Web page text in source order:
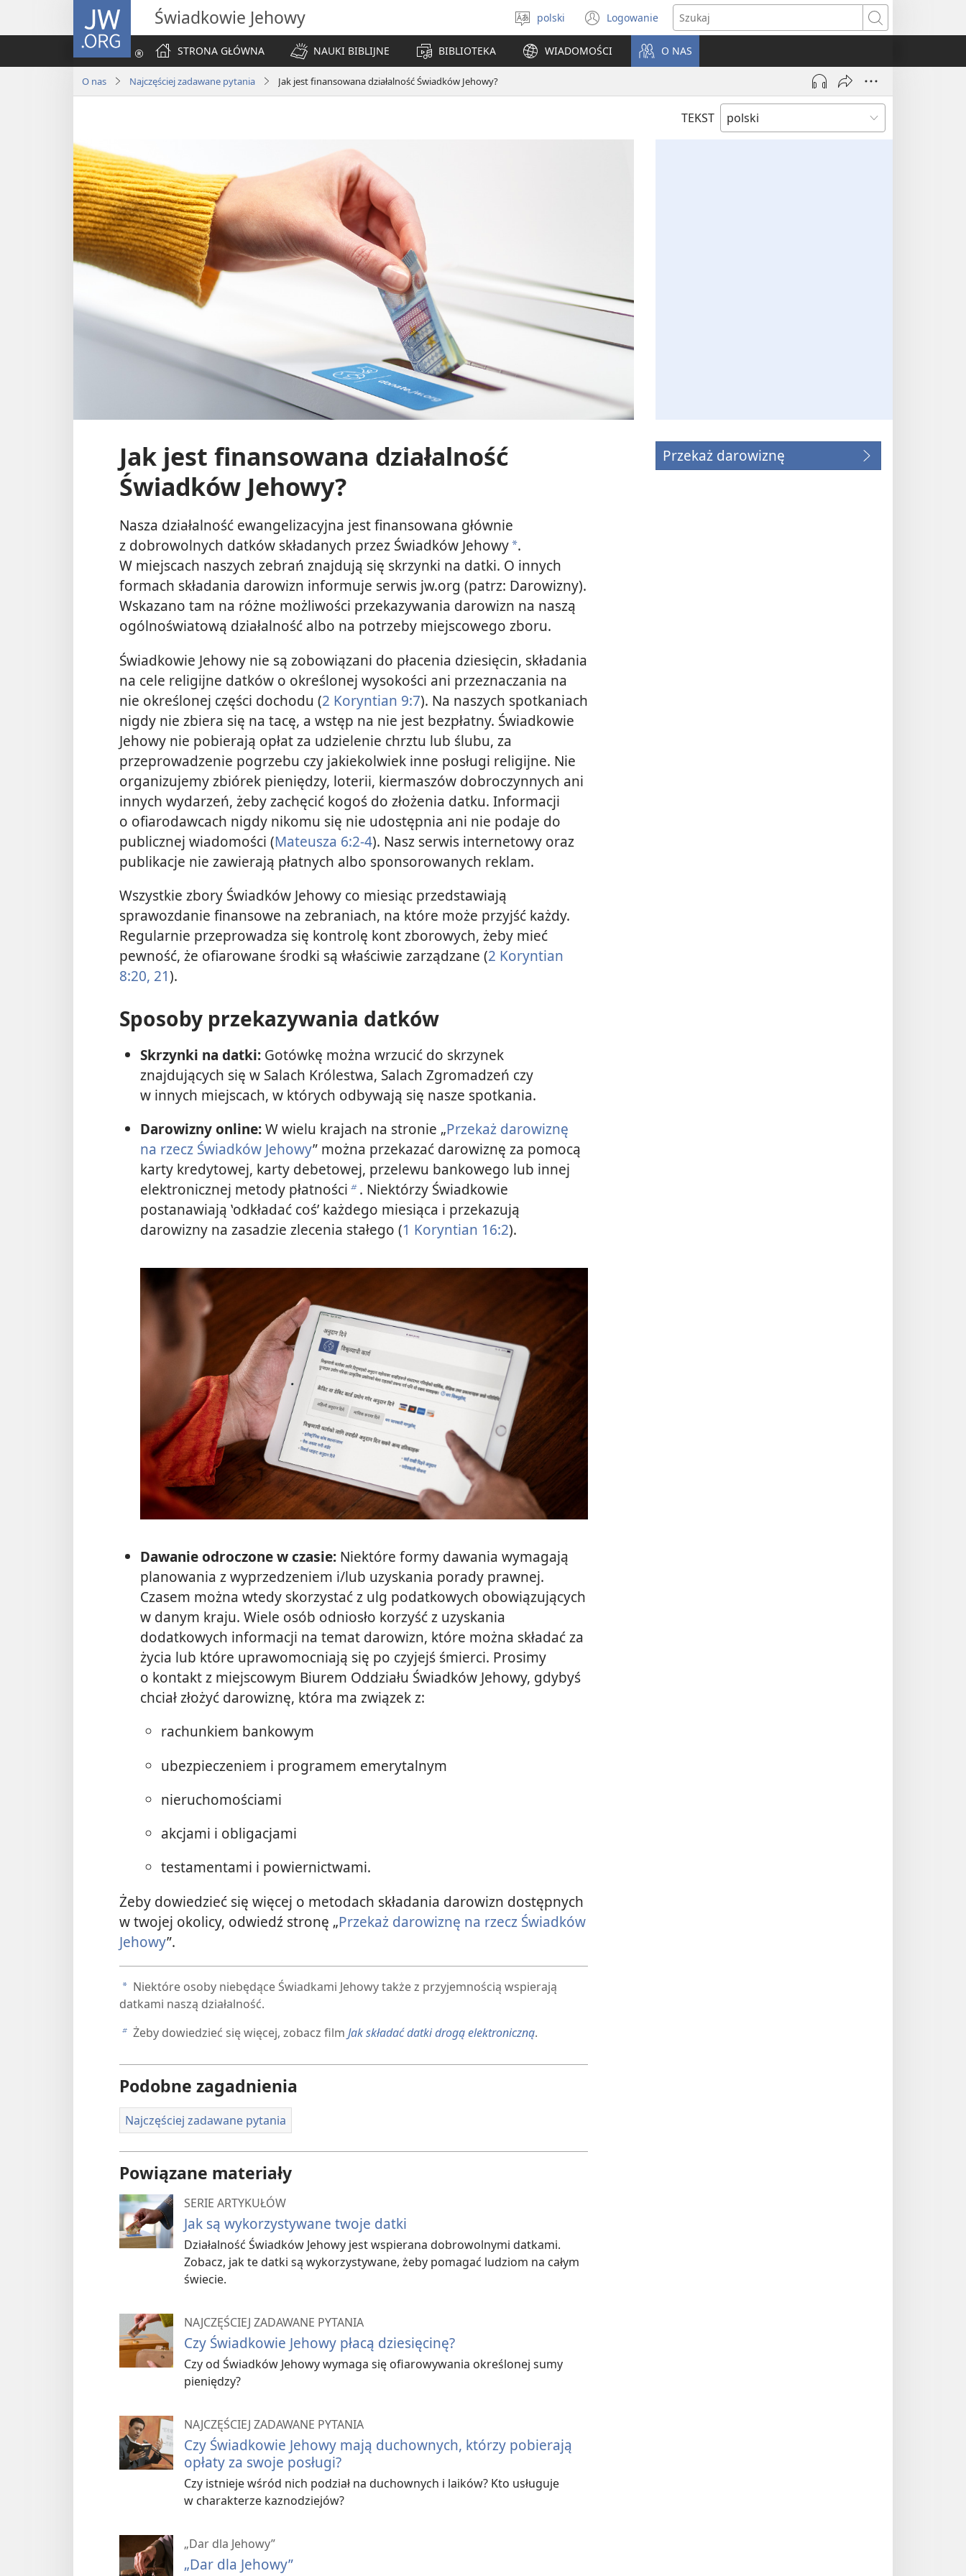
JW.ORG Świadkowie Jehowy
Wybór
języka
polski Logowanie
(opens
new
window)
Szukaj
STRONA GŁÓWNA
NAUKI BIBLIJNE BIBLIOTEKA WIADOMOŚCI O NAS
O nas Najczęściej zadawane pytania Jak jest finansowana działalność Świadków Jehowy?
TEKST
Jak jest finansowana działalność
Świadków Jehowy?
Nasza działalność ewangelizacyjna jest finansowana głównie
z dobrowolnych datków składanych przez Świadków Jehowya.
W miejscach naszych zebrań znajdują się skrzynki na datki. O innych
formach składania darowizn informuje serwis jw.org (patrz: Darowizny).
Wskazano tam na różne możliwości przekazywania darowizn na naszą
ogólnoświatową działalność albo na potrzeby miejscowego zboru.
Świadkowie Jehowy nie są zobowiązani do płacenia dziesięcin, składania
na cele religijne datków o określonej wysokości ani przeznaczania na
nie określonej części dochodu (2 Koryntian 9:7). Na naszych spotkaniach
nigdy nie zbiera się na tacę, a wstęp na nie jest bezpłatny. Świadkowie
Jehowy nie pobierają opłat za udzielenie chrztu lub ślubu, za
przeprowadzenie pogrzebu czy jakiekolwiek inne posługi religijne. Nie
organizujemy zbiórek pieniędzy, loterii, kiermaszów dobroczynnych ani
innych wydarzeń, żeby zachęcić kogoś do złożenia datku. Informacji
o ofiarodawcach nigdy nikomu się nie udostępnia ani nie podaje do
publicznej wiadomości (Mateusza 6:2-4). Nasz serwis internetowy oraz
publikacje nie zawierają płatnych albo sponsorowanych reklam.
Wszystkie zbory Świadków Jehowy co miesiąc przedstawiają
sprawozdanie finansowe na zebraniach, na które może przyjść każdy.
Regularnie przeprowadza się kontrolę kont zborowych, żeby mieć
pewność, że ofiarowane środki są właściwie zarządzane (2 Koryntian
8:20, 21).
Sposoby przekazywania datków
Skrzynki na datki:Gotówkę można wrzucić do skrzynek
znajdujących się w Salach Królestwa, Salach Zgromadzeń czy
w innych miejscach, w których odbywają się nasze spotkania.
Darowizny online:W wielu krajach na stronie „Przekaż darowiznę
na rzecz Świadków Jehowy” można przekazać darowiznę za pomocą
karty kredytowej, karty debetowej, przelewu bankowego lub innej
elektronicznej metody płatności b . Niektórzy Świadkowie
postanawiają ‛odkładać coś’ każdego miesiąca i przekazują
darowizny na zasadzie zlecenia stałego (1 Koryntian 16:2).
Dawanie odroczone w czasie:Niektóre formy dawania wymagają
planowania z wyprzedzeniem i/lub uzyskania porady prawnej.
Czasem można wtedy skorzystać z ulg podatkowych obowiązujących
w danym kraju. Wiele osób odniosło korzyść z uzyskania
dodatkowych informacji na temat darowizn, które można składać za
życia lub które uprawomocniają się po czyjejś śmierci. Prosimy
o kontakt z miejscowym Biurem Oddziału Świadków Jehowy, gdybyś
chciał złożyć darowiznę, która ma związek z:
rachunkiem bankowym
ubezpieczeniem i programem emerytalnym
nieruchomościami
akcjami i obligacjami
testamentami i powiernictwami.
Żeby dowiedzieć się więcej o metodach składania darowizn dostępnych
w twojej okolicy, odwiedź stronę „Przekaż darowiznę na rzecz Świadków
Jehowy”.
a Niektóre osoby niebędące Świadkami Jehowy także z przyjemnością wspierają
datkami naszą działalność.
b Żeby dowiedzieć się więcej, zobacz film Jak składać datki drogą elektroniczną.
Podobne zagadnienia
Najczęściej zadawane pytania
Powiązane materiały
SERIE ARTYKUŁÓW
Jak są wykorzystywane twoje datki
Działalność Świadków Jehowy jest wspierana dobrowolnymi datkami.
Zobacz, jak te datki są wykorzystywane, żeby pomagać ludziom na całym
świecie.
NAJCZĘŚCIEJ ZADAWANE PYTANIA
Czy Świadkowie Jehowy płacą dziesięcinę?
Czy od Świadków Jehowy wymaga się ofiarowywania określonej sumy
pieniędzy?
NAJCZĘŚCIEJ ZADAWANE PYTANIA
Czy Świadkowie Jehowy mają duchownych, którzy pobierają
opłaty za swoje posługi?
Czy istnieje wśród nich podział na duchownych i laików? Kto usługuje
w charakterze kaznodziejów?
„Dar dla Jehowy”
„Dar dla Jehowy”
Przekaż darowiznę
(opens